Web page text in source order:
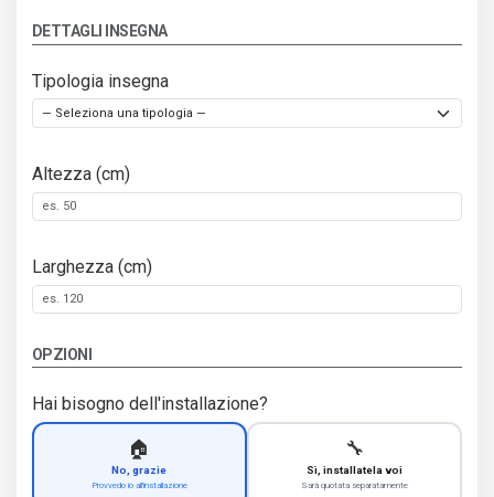
DETTAGLI INSEGNA
Tipologia insegna
Altezza (cm)
Larghezza (cm)
OPZIONI
Hai bisogno dell'installazione?
🏠
No, grazie
Provvedo io all'installazione
🔧
Sì, installatela voi
Sarà quotata separatamente